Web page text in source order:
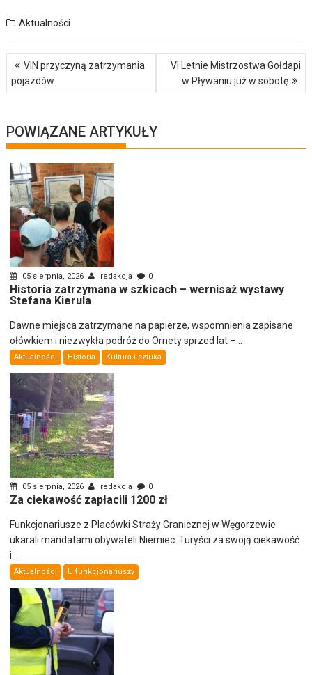
Aktualności
Nawigacja
wpisu
VIN przyczyną zatrzymania
pojazdów
VI Letnie Mistrzostwa Gołdapi
w Pływaniu już w sobotę
POWIĄZANE ARTYKUŁY
05 sierpnia, 2026 redakcja 0
Historia zatrzymana w szkicach – wernisaż wystawy
Stefana Kierula
Dawne miejsca zatrzymane na papierze, wspomnienia zapisane
ołówkiem i niezwykła podróż do Ornety sprzed lat –...
Aktualności Historia Kultura i sztuka
05 sierpnia, 2026 redakcja 0
Za ciekawość zapłacili 1200 zł
Funkcjonariusze z Placówki Straży Granicznej w Węgorzewie
ukarali mandatami obywateli Niemiec. Turyści za swoją ciekawość
i...
Aktualności U funkcjonariuszy